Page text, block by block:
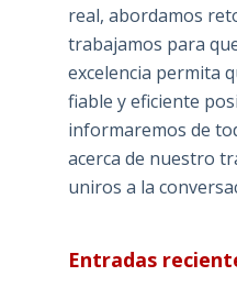
real, abordamos
trabajamos para
excelencia permita
fiable y eficiente
informaremos de
acerca de nuestro
uniros a la
Entradas